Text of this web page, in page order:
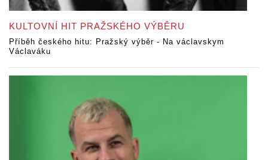
KULTOVNÍ HIT PRAŽSKÉHO VÝBĚRU
Příběh českého hitu: Pražský výběr - Na václavskym
Václaváku